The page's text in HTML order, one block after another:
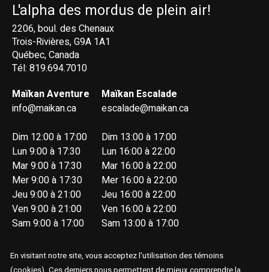
L'alpha des mordus de plein air!
2206, boul. des Chenaux
Trois-Rivières, G9A 1A1
Québec, Canada
Tél: 819.694.7010
Maïkan Aventure
info@maikan.ca
Dim 12:00 à 17:00
Lun 9:00 à 17:30
Mar 9:00 à 17:30
Mer 9:00 à 17:30
Jeu 9:00 à 21:00
Ven 9:00 à 21:00
Sam 9:00 à 17:00
Maïkan Escalade
escalade@maikan.ca
Dim 13:00 à 17:00
Lun 16:00 à 22:00
Mar 16:00 à 22:00
Mer 16:00 à 22:00
Jeu 16:00 à 22:00
Ven 16:00 à 22:00
Sam 13:00 à 17:00
En visitant notre site, vous acceptez l'utilisation des témoins